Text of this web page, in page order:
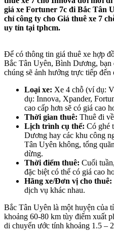
giá xe Fortuner 7c đi Bắc Tân
chỉ công ty cho Giá thuê xe 7
uy tín tại tphcm.
Để có thông tin giá thuê xe hợp
Bắc Tân Uyên, Bình Dương, bạn
chúng sẽ ảnh hưởng trực tiếp đến
Loại xe: Xe 4 chỗ (ví dụ:
dụ: Innova, Xpander,
cao cấp hơn sẽ có giá cao
Thời gian thuê: Thuê đi
Lịch trình cụ thể: Có ghé
Dương hay các khu công
Tân Uyên không, tổng
dừng.
Thời điểm thuê: Cuối
đặc biệt có thể có giá cao
Hãng xe/Đơn vị cho thuê:
dịch vụ khác nhau.
Bắc Tân Uyên là một huyện của
khoảng 60-80 km tùy điểm xuất
di chuyển ước tính khoảng 1.5 –